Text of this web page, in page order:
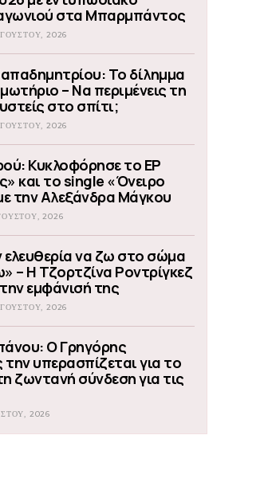
στα Μπαρμπάντος
2026
Το δίλημμα
– Να περιμένεις τη
στο σπίτι;
2026
Κυκλοφόρησε το EP
και το single «Όνειρο
την Αλεξάνδρα Μάγκου
2026
να ζω στο σώμα
– Η Τζορτζίνα Ροντρίγκεζ
εμφάνισή της
2026
Ο Γρηγόρης
υπερασπίζεται για το
ζωντανή σύνδεση για τις
2026